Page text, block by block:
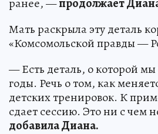
Мать раскрыла эту деталь
«Комсомольской правды —
— Есть деталь, о которой мы
годы. Речь о том, как
детских тренировок. К
сдает сессию. Это ни с чем
добавила Диана.